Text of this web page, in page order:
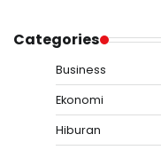
Categories
Business
Ekonomi
Hiburan